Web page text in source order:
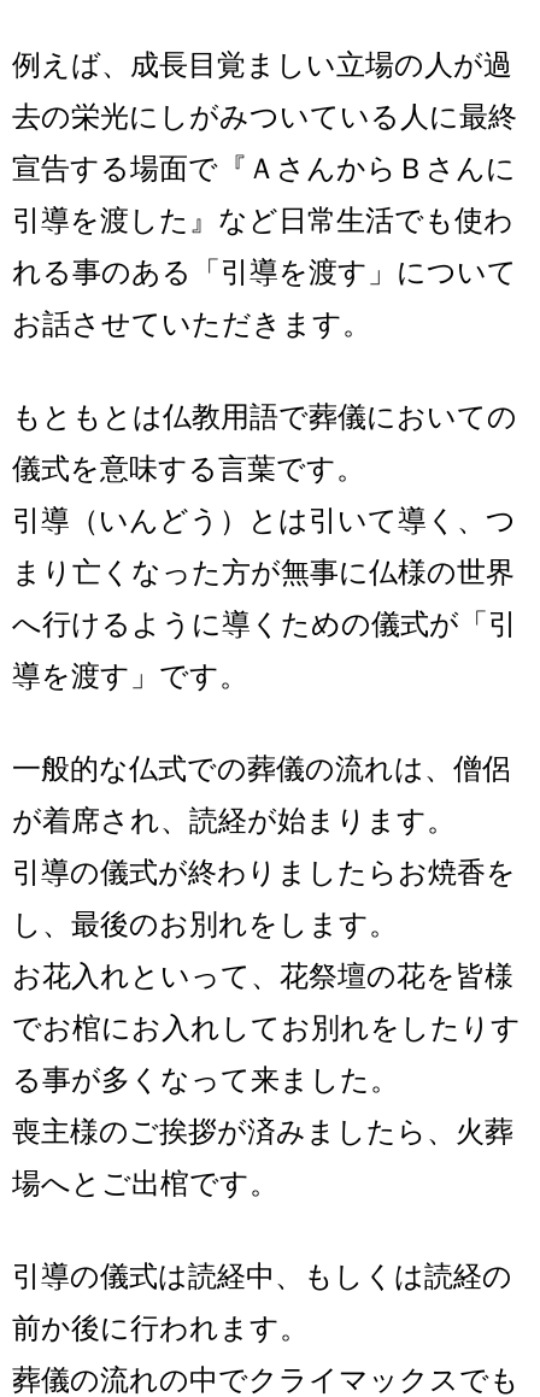
例えば、成長目覚ましい立場の人が過
去の栄光にしがみついている人に最終
宣告する場面で『ＡさんからＢさんに
引導を渡した』 など日常生活でも使わ
れる事のある「引導を渡す」について
お話させていただきます。
もともとは仏教用語で葬儀においての
儀式を意味する言葉です。
引導（いんどう）とは引いて導く、つ
まり亡くなった方が無事に仏様の世界
へ行けるように導くための儀式が「引
導を渡す」です。
一般的な仏式での葬儀の流れは、僧侶
が着席され、読経が始まります。
引導の儀式が終わりましたらお焼香を
し、最後のお別れをします。
お花入れといって、花祭壇の花を皆様
でお棺にお入れしてお別れをしたりす
る事が多くなって来ました。
喪主様のご挨拶が済みましたら、火葬
場へとご出棺です。
引導の儀式は読経中、もしくは読経の
前か後に行われます。
葬儀の流れの中でクライマックスでも